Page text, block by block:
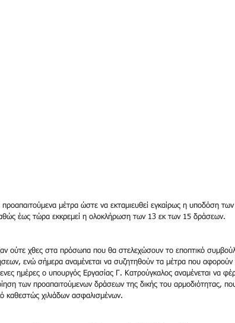
μέτρα ώστε να εκταμιευθεί εγκαίρως η υποδόση
έως τώρα εκκρεμεί η ολοκλήρωση των 13 εκ των 15 δράσεων.
ούτε χθες στα πρόσωπα που θα στελεχώσουν το εποπτικό
ενώ σήμερα αναμένεται να συζητηθούν τα μέτρα που αφορούν
ημέρες ο υπουργός Εργασίας Γ. Κατρούγκαλος αναμένεται να
των προαπαιτούμενων δράσεων της δικής του αρμοδιότητας,
καθεστώς χιλιάδων ασφαλισμένων.